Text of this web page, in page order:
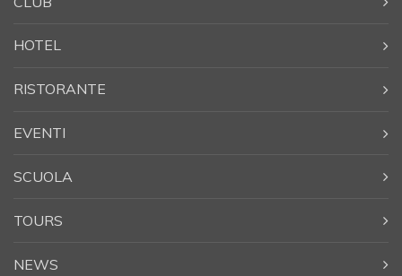
HOTEL
RISTORANTE
EVENTI
SCUOLA
TOURS
NEWS